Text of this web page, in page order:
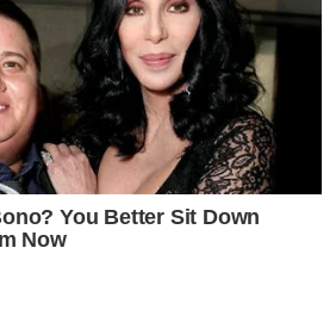
You Better Sit Down
Now